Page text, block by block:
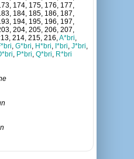
174, 175, 176, 177,
184, 185, 186, 187,
194, 195, 196, 197,
204, 205, 206, 207,
214, 215, 216,A*bri,
, G*bri, H*bri, I*bri, J*bri,
, P*bri, Q*bri, R*bri